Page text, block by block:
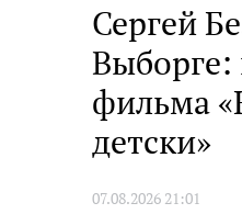
Сергей
Выборге:
фильма
детски»
07.08.2026 21:01